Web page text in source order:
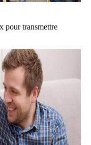
pour transmettre